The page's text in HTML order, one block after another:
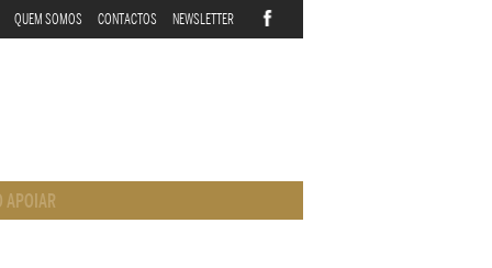
QUEM SOMOS CONTACTOS NEWSLETTER
APOIAR